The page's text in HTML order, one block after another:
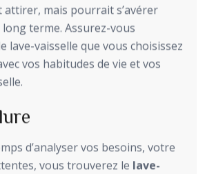
attirer, mais pourrait s’avérer
long terme. Assurez-vous
lave-vaisselle que vous choisissez
vos habitudes de vie et vos
d’analyser vos besoins, votre
vous trouverez le lave-